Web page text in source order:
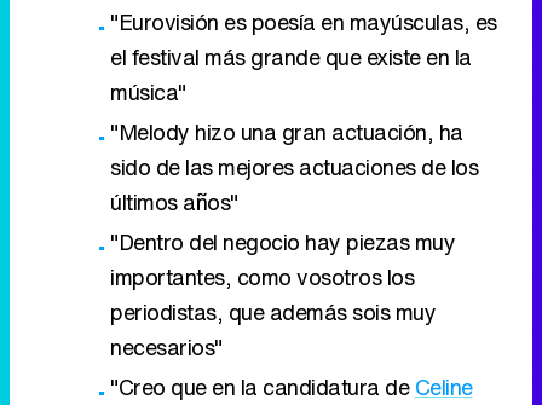
"Eurovisión es poesía en mayúsculas, es
el festival más grande que existe en la
música"
"Melody hizo una gran actuación, ha
sido de las mejores actuaciones de los
últimos años"
"Dentro del negocio hay piezas muy
importantes, como vosotros los
periodistas, que además sois muy
necesarios"
"Creo que en la candidatura deCeline